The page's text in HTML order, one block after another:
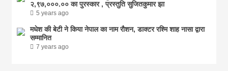
२,९७,०००.०० का पुरस्कार , प्रस्तुति सुजितकुमार झा
5 years ago
मधेश की बेटी ने किया नेपाल का नाम राैशन, डाक्टर रश्मि शाह नासा द्वारा
सम्मानित
7 years ago